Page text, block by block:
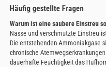
Häufig gestellte Fragen
Warum ist eine saubere Einstreu
Nasse und verschmutzte Einstreu
Die entstehenden Ammoniakgase
chronische
dauerhafte Feuchtigkeit das